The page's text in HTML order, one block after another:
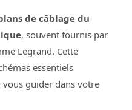
de câblage du
, souvent fournis par
Legrand. Cette
essentiels
guider dans votre